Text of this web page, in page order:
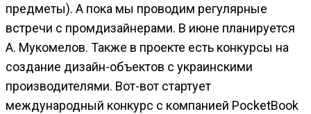
предметы). А пока мы проводим регулярные
встречи с промдизайнерами. В июне планируется
А. Мукомелов. Также в проекте есть конкурсы на
создание дизайн-объектов с украинскими
производителями. Вот-вот стартует
международный конкурс с компанией PocketBook